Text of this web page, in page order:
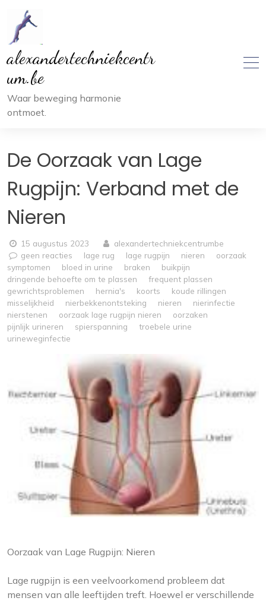
inhoud
alexandertechniekcentr
um.be
Waar beweging harmonie
ontmoet.
De Oorzaak van Lage
Rugpijn: Verband met de
Nieren
15 augustus 2023
alexandertechniekcentrumbe
geen reacties
lage rug lage rugpijn nieren
oorzaak
symptomen
bloed in urine braken
buikpijn
dringende behoefte om te plassen
frequent plassen
gewrichtsproblemen
hernia's koorts
koude rillingen
misselijkheid
nierbekkenontsteking nieren
nierinfectie
nierstenen
oorzaak lage rugpijn nieren
oorzaken
pijnlijk urineren
spierspanning
troebele urine
urineweginfectie
Oorzaak van Lage Rugpijn: Nieren
Lage rugpijn is een veelvoorkomend probleem dat
mensen van alle leeftijden treft. Hoewel er verschillende